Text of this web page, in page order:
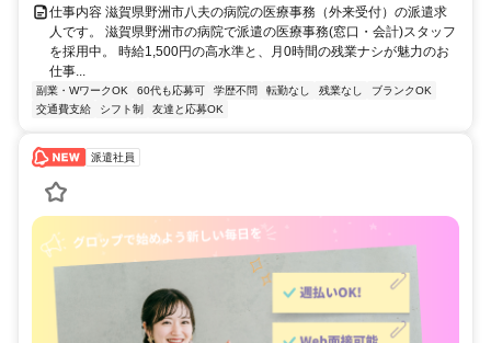
仕事内容 滋賀県野洲市八夫の病院の医療事務（外来受付）の派遣求
人です。 滋賀県野洲市の病院で派遣の医療事務(窓口・会計)スタッフ
を採用中。 時給1,500円の高水準と、月0時間の残業ナシが魅力のお
仕事...
副業・WワークOK 60代も応募可 学歴不問 転勤なし 残業なし
ブランクOK
交通費支給
シフト制 友達と応募OK
派遣社員